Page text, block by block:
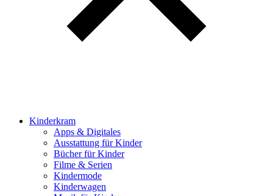
Kinderkram
Apps & Digitales
Ausstattung für Kinder
Bücher für Kinder
Filme & Serien
Kindermode
Kinderwagen